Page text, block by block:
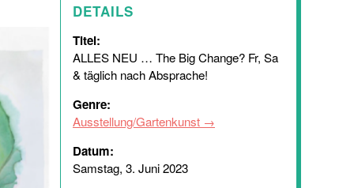
DETAILS
Titel:
ALLES NEU … The Big Change? Fr, Sa
& täglich nach Absprache!
Genre:
Ausstellung/Gartenkunst
Datum:
Samstag, 3. Juni 2023